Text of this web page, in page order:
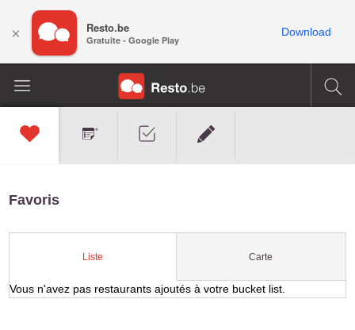
Favoris
Liste Carte
Vous n'avez pas restaurants ajoutés à votre bucket list.
× Resto.be
Gratuite - Google Play
Download